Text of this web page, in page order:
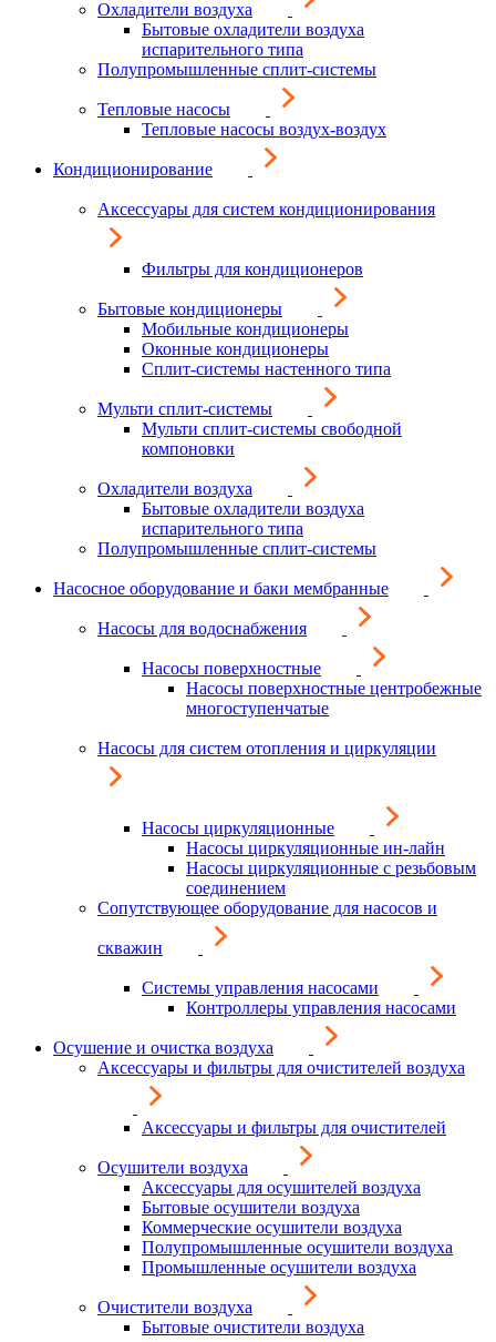
Охладители воздуха
Бытовые охладители воздуха
испарительного типа
Полупромышленные сплит-системы
Тепловые насосы
Тепловые насосы воздух-воздух
Кондиционирование
Аксессуары для систем кондиционирования
Фильтры для кондиционеров
Бытовые кондиционеры
Мобильные кондиционеры
Оконные кондиционеры
Сплит-системы настенного типа
Мульти сплит-системы
Мульти сплит-системы свободной
компоновки
Охладители воздуха
Бытовые охладители воздуха
испарительного типа
Полупромышленные сплит-системы
Насосное оборудование и баки мембранные
Насосы для водоснабжения
Насосы поверхностные
Насосы поверхностные центробежные
многоступенчатые
Насосы для систем отопления и циркуляции
Насосы циркуляционные
Насосы циркуляционные ин-лайн
Насосы циркуляционные с резьбовым
соединением
Сопутствующее оборудование для насосов и
скважин
Системы управления насосами
Контроллеры управления насосами
Осушение и очистка воздуха
Аксессуары и фильтры для очистителей воздуха
Аксессуары и фильтры для очистителей
Осушители воздуха
Аксессуары для осушителей воздуха
Бытовые осушители воздуха
Коммерческие осушители воздуха
Полупромышленные осушители воздуха
Промышленные осушители воздуха
Очистители воздуха
Бытовые очистители воздуха